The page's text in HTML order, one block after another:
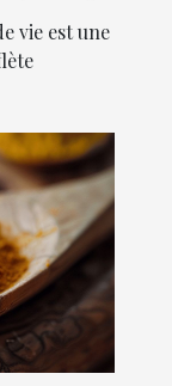
vie est une